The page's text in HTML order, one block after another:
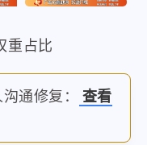
重占比
通修复：
查看